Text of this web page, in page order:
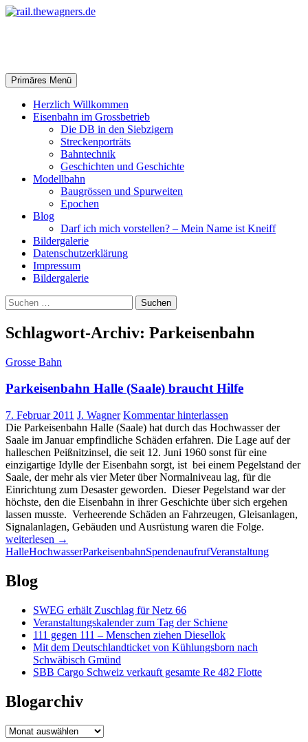
Zum
Suchen
Primäres Menü
Herzlich Willkommen
Eisenbahn im Grossbetrieb
Die DB in den Siebzigern
Streckenporträts
Bahntechnik
Geschichten und Geschichte
Modellbahn
Baugrössen und Spurweiten
Epochen
Blog
Darf ich mich vorstellen? – Mein Name ist Kneiff
Bildergalerie
Datenschutzerklärung
Impressum
Bildergalerie
Suchen
nach:
Schlagwort-Archiv: Parkeisenbahn
Grosse Bahn
Parkeisenbahn Halle (Saale) braucht Hilfe
7. Februar 2011 J. Wagner Kommentar hinterlassen
Die Parkeisenbahn Halle (Saale) hat durch das Hochwasser der
Saale im Januar empfindliche Schäden erfahren. Die Lage auf der
halleschen Peißnitzinsel, die seit 12. Juni 1960 sonst für eine
einzigartige Idylle der Eisenbahn sorgt, ist bei einem Pegelstand der
Saale, der mehr als vier Meter über Normalniveau lag, für die
Einrichtung zum Desaster geworden. Dieser Pegelstand war der
höchste, den die Eisenbahn in ihrer Geschichte über sich ergehen
lassen musste. Verheerende Schäden an Fahrzeugen, Gleisanlagen,
Signalanlagen, Gebäuden und Ausrüstung waren die Folge.
(Saale)
weiterlesen →
HalleHochwasserParkeisenbahnSpendenaufrufVeranstaltung
Blog
SWEG erhält Zuschlag für Netz 66
Veranstaltungskalender zum Tag der Schiene
111 gegen 111 – Menschen ziehen Diesellok
Mit dem Deutschlandticket von Kühlungsborn nach
Schwäbisch Gmünd
SBB Cargo Schweiz verkauft gesamte Re 482 Flotte
Blogarchiv
Blogarchiv